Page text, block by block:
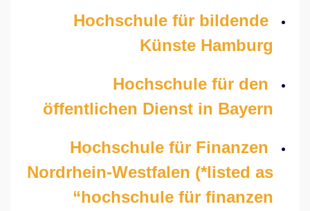
Hochschule für bildende
Künste Hamburg
Hochschule für den
öffentlichen Dienst in Bayern
Hochschule für Finanzen
Nordrhein-Westfalen (*listed as
“hochschule für finanzen